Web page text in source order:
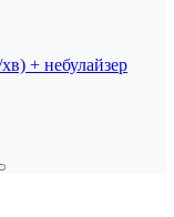
+ небулайзер